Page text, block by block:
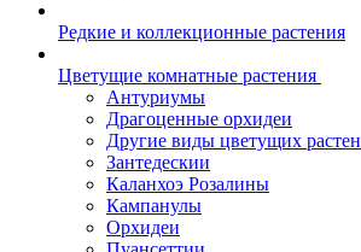
Редкие и коллекционные растения
Цветущие комнатные растения
Антуриумы
Драгоценные орхидеи
Другие виды цветущих
Зантедескии
Каланхоэ Розалины
Кампанулы
Орхидеи